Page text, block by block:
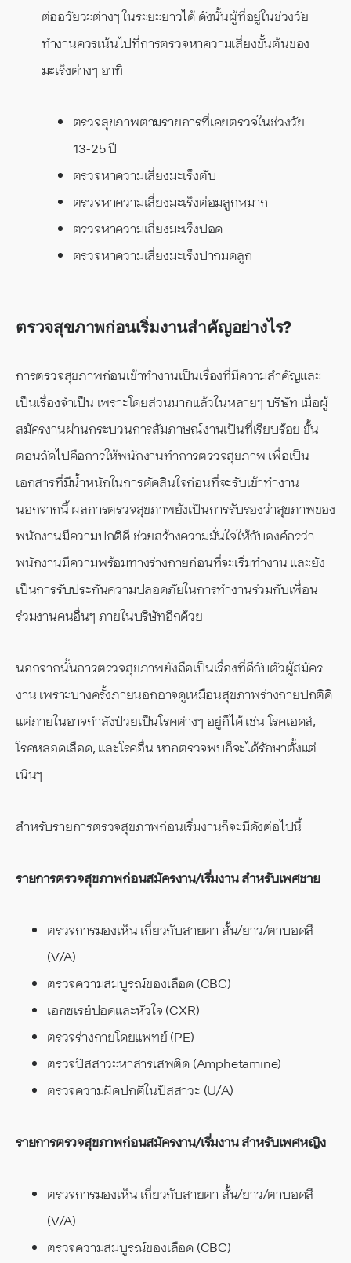
ต่ออวัยวะต่างๆ ในระยะยาวได้ ดังนั้นผู้ที่อยู่ในช่วงวัย
ทำงานควรเน้นไปที่การตรวจหาความเสี่ยงขั้นต้นของ
มะเร็งต่างๆ อาทิ
ตรวจสุขภาพตามรายการที่เคยตรวจในช่วงวัย
13-25 ปี
ตรวจหาความเสี่ยงมะเร็งตับ
ตรวจหาความเสี่ยงมะเร็งต่อมลูกหมาก
ตรวจหาความเสี่ยงมะเร็งปอด
ตรวจหาความเสี่ยงมะเร็งปากมดลูก
ตรวจสุขภาพก่อนเริ่มงานสำคัญอย่างไร?
การตรวจสุขภาพก่อนเข้าทำงานเป็นเรื่องที่มีความสำคัญและ
เป็นเรื่องจำเป็น เพราะโดยส่วนมากแล้วในหลายๆ บริษัท เมื่อผู้
สมัครงานผ่านกระบวนการสัมภาษณ์งานเป็นที่เรียบร้อย ขั้น
ตอนถัดไปคือการให้พนักงานทำการตรวจสุขภาพ เพื่อเป็น
เอกสารที่มีน้ำหนักในการตัดสินใจก่อนที่จะรับเข้าทำงาน
นอกจากนี้ ผลการตรวจสุขภาพยังเป็นการรับรองว่าสุขภาพของ
พนักงานมีความปกติดี ช่วยสร้างความมั่นใจให้กับองค์กรว่า
พนักงานมีความพร้อมทางร่างกายก่อนที่จะเริ่มทำงาน และยัง
เป็นการรับประกันความปลอดภัยในการทำงานร่วมกับเพื่อน
ร่วมงานคนอื่นๆ ภายในบริษัทอีกด้วย
นอกจากนั้นการตรวจสุขภาพยังถือเป็นเรื่องที่ดีกับตัวผู้สมัคร
งาน เพราะบางครั้งภายนอกอาจดูเหมือนสุขภาพร่างกายปกติดิ
แต่ภายในอาจกำลังป่วยเป็นโรคต่างๆ อยู่ก็ได้ เช่น โรคเอดส์,
โรคหลอดเลือด, และโรคอื่น หากตรวจพบก็จะได้รักษาตั้งแต่
เนินๆ
สำหรับรายการตรวจสุขภาพก่อนเริ่มงานก็จะมีดังต่อไปนี้
รายการตรวจสุขภาพก่อนสมัครงาน/เริ่มงาน สำหรับเพศชาย
ตรวจการมองเห็น เกี่ยวกับสายตา สั้น/ยาว/ตาบอดสี
(V/A)
ตรวจความสมบูรณ์ของเลือด (CBC)
เอกซเรย์ปอดและหัวใจ (CXR)
ตรวจร่างกายโดยแพทย์ (PE)
ตรวจปัสสาวะหาสารเสพติด (Amphetamine)
ตรวจความผิดปกติในปัสสาวะ (U/A)
รายการตรวจสุขภาพก่อนสมัครงาน/เริ่มงาน สำหรับเพศหญิง
ตรวจการมองเห็น เกี่ยวกับสายตา สั้น/ยาว/ตาบอดสี
(V/A)
ตรวจความสมบูรณ์ของเลือด (CBC)